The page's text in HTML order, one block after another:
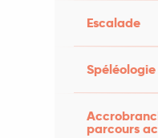
Escalade
Spéléologie
parcours